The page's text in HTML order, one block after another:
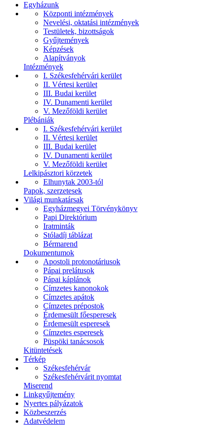
Egyházunk
Központi intézmények
Nevelési, oktatási intézmények
Testületek, bizottságok
Gyűjtemények
Képzések
Alapítványok
Intézmények
I. Székesfehérvári kerület
II. Vértesi kerület
III. Budai kerület
IV. Dunamenti kerület
V. Mezőföldi kerület
Plébániák
I. Székesfehérvári kerület
II. Vértesi kerület
III. Budai kerület
IV. Dunamenti kerület
V. Mezőföldi kerület
Lelkipásztori körzetek
Elhunytak 2003-tól
Papok, szerzetesek
Világi munkatársak
Egyházmegyei Törvénykönyv
Papi Direktórium
Iratminták
Stóladíj táblázat
Bérmarend
Dokumentumok
Apostoli protonotáriusok
Pápai prelátusok
Pápai káplánok
Címzetes kanonokok
Címzetes apátok
Címzetes prépostok
Érdemesült főesperesek
Érdemesült esperesek
Címzetes esperesek
Püspöki tanácsosok
Kitüntetések
Térkép
Székesfehérvár
Székesfehérvárit nyomtat
Miserend
Linkgyűjtemény
Nyertes pályázatok
Közbeszerzés
Adatvédelem